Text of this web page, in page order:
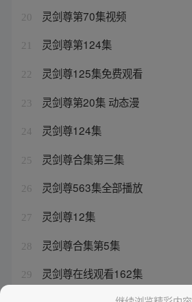
20 灵剑尊第70集视频
21 灵剑尊第124集
22 灵剑尊125集免费观看
23 灵剑尊第20集 动态漫
24 灵剑尊124集
25 灵剑尊合集第三集
26 灵剑尊563集全部播放
27 灵剑尊12集
28 灵剑尊合集第5集
29 灵剑尊在线观看162集